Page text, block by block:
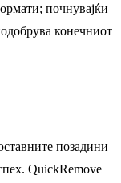
почнувајќи
конечниот
позадини
QuickRemove